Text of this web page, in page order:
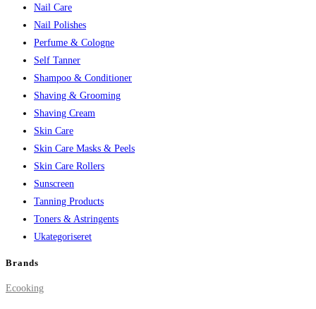
Nail Care
Nail Polishes
Perfume & Cologne
Self Tanner
Shampoo & Conditioner
Shaving & Grooming
Shaving Cream
Skin Care
Skin Care Masks & Peels
Skin Care Rollers
Sunscreen
Tanning Products
Toners & Astringents
Ukategoriseret
Brands
Ecooking